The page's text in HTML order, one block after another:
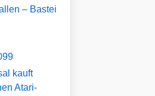
– Bastei
kauft
Atari-